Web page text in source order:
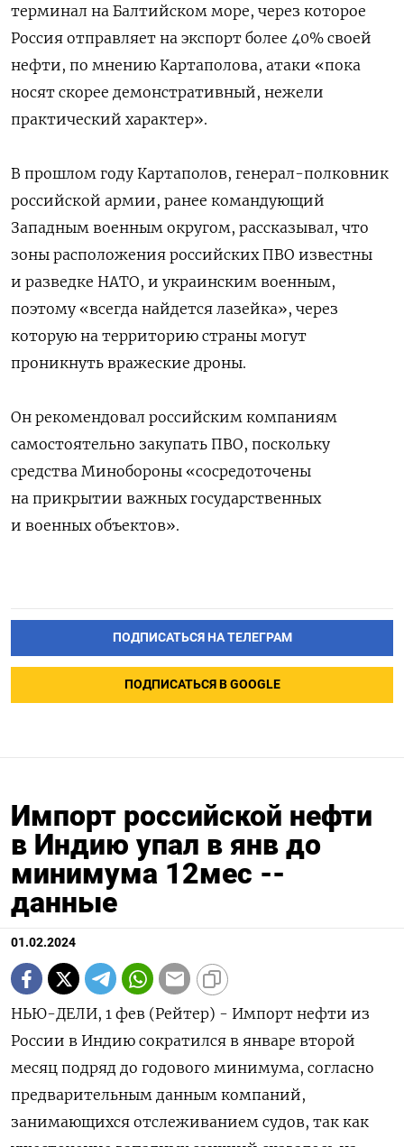
терминал на Балтийском море, через которое
Россия отправляет на экспорт более 40% своей
нефти, по мнению Картаполова, атаки «пока
носят скорее демонстративный, нежели
практический характер».
В прошлом году Картаполов, генерал-полковник
российской армии, ранее командующий
Западным военным округом, рассказывал, что
зоны расположения российских ПВО известны
и разведке НАТО, и украинским военным,
поэтому «всегда найдется лазейка», через
которую на территорию страны могут
проникнуть вражеские дроны.
Он рекомендовал российским компаниям
самостоятельно закупать ПВО, поскольку
средства Минобороны «сосредоточены
на прикрытии важных государственных
и военных объектов».
ПОДПИСАТЬСЯ НА ТЕЛЕГРАМ
ПОДПИСАТЬСЯ В GOOGLE
Импорт российской нефти
в Индию упал в янв до
минимума 12мес --
данные
01.02.2024
НЬЮ-ДЕЛИ, 1 фев (Рейтер) - Импорт нефти из
России в Индию сократился в январе второй
месяц подряд до годового минимума, согласно
предварительным данным компаний,
занимающихся отслеживанием судов, так как